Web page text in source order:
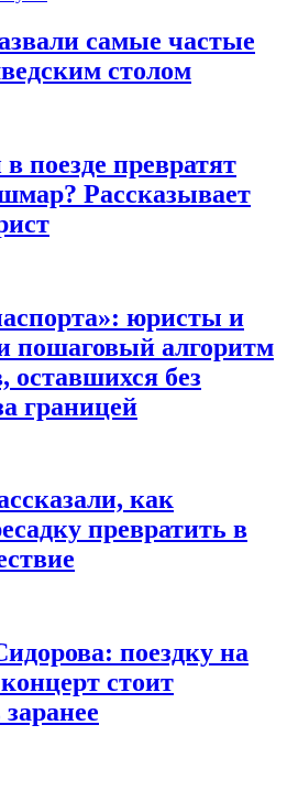
самые частые
столом
поезде превратят
Рассказывает
юристы и
пошаговый алгоритм
оставшихся без
границей
как
превратить в
поездку на
стоит